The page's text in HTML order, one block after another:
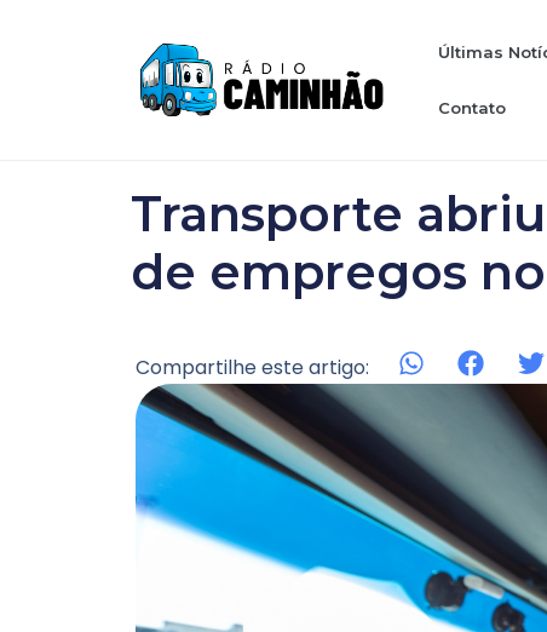
Últimas
Contato
Transporte
de empregos
Compartilhe este artigo: